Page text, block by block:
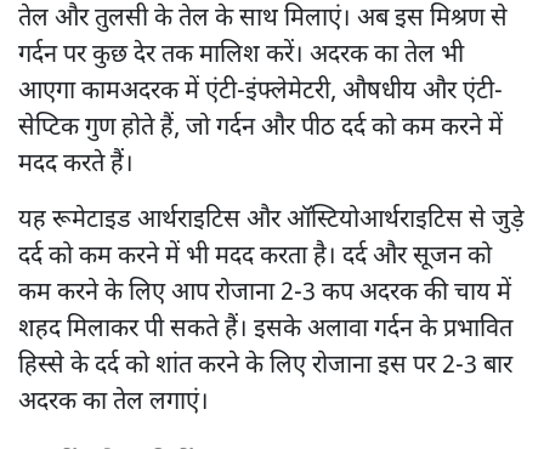
तेल और तुलसी के तेल के साथ मिलाएं। अब इस मिश्रण से
गर्दन पर कुछ देर तक मालिश करें। अदरक का तेल भी
आएगा कामअदरक में एंटी-इंफ्लेमेटरी, औषधीय और एंटी-
सेप्टिक गुण होते हैं, जो गर्दन और पीठ दर्द को कम करने में
मदद करते हैं।
यह रूमेटाइड आर्थराइटिस और ऑस्टियोआर्थराइटिस से जुड़े
दर्द को कम करने में भी मदद करता है। दर्द और सूजन को
कम करने के लिए आप रोजाना 2-3 कप अदरक की चाय में
शहद मिलाकर पी सकते हैं। इसके अलावा गर्दन के प्रभावित
हिस्से के दर्द को शांत करने के लिए रोजाना इस पर 2-3 बार
अदरक का तेल लगाएं।